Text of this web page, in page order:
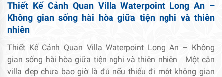
Thiết Kế Cảnh Quan Villa Waterpoint Long An –
Không gian sống hài hòa giữa tiện nghi và thiên
nhiên
Thiết Kế Cảnh Quan Villa Waterpoint Long An – Không
gian sống hài hòa giữa tiện nghi và thiên nhiên Một căn
villa đẹp chưa bao giờ là đủ nếu thiếu đi một không gian